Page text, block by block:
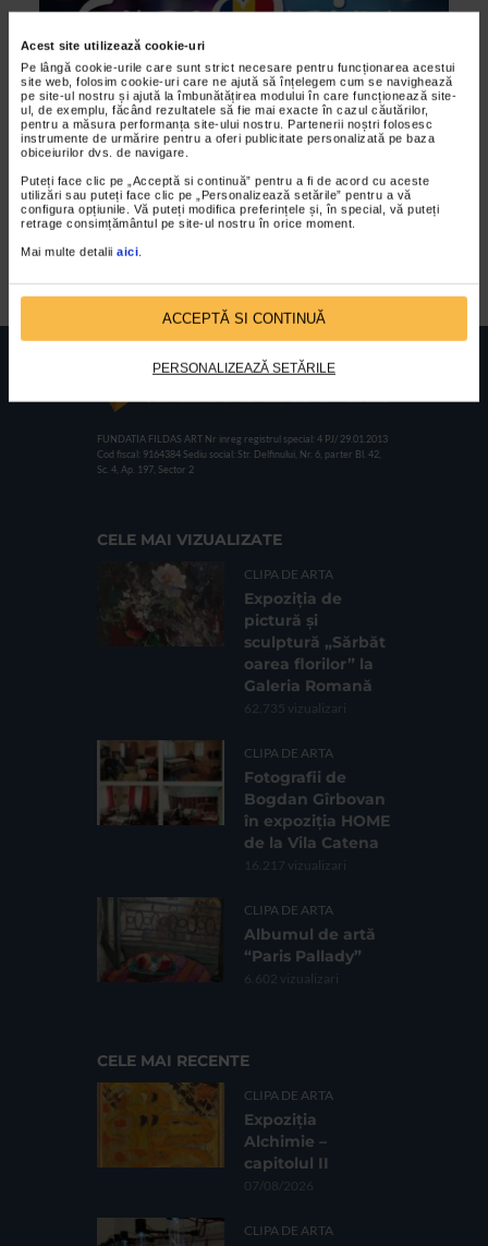
Acest site utilizează cookie-uri
Pe lângă cookie-urile care sunt strict necesare pentru funcționarea acestui
site web, folosim cookie-uri care ne ajută să înțelegem cum se navighează
pe site-ul nostru și ajută la îmbunătățirea modului în care funcționează site-
ul, de exemplu, făcând rezultatele să fie mai exacte în cazul căutărilor,
pentru a măsura performanța site-ului nostru. Partenerii noștri folosesc
instrumente de urmărire pentru a oferi publicitate personalizată pe baza
obiceiurilor dvs. de navigare.
Puteți face clic pe „Acceptă si continuă” pentru a fi de acord cu aceste
utilizări sau puteți face clic pe „Personalizează setările” pentru a vă
configura opțiunile. Vă puteți modifica preferințele și, în special, vă puteți
retrage consimțământul pe site-ul nostru în orice moment.
Mai multe detalii aici.
ACCEPTĂ SI CONTINUĂ
PERSONALIZEAZĂ SETĂRILE
ALTE MATERIALE
CATENA sustine EUROVISION Romania
2018
18/01/2018
5 Semifinale in 5 orase diferite
FUNDATIA FILDAS ART Nr inreg registrul special: 4 PJ/ 29.01.2013
Cod fiscal: 9164384 Sediu social: Str. Delfinului, Nr. 6, parter Bl. 42,
Sc. 4, Ap. 197, Sector 2
CELE MAI VIZUALIZATE
CLIPA DE ARTA
Expoziția de
pictură și
sculptură „Sărbăt
oarea florilor” la
Galeria Romană
62.735 vizualizari
CLIPA DE ARTA
Fotografii de
Bogdan Gîrbovan
în expoziția HOME
de la Vila Catena
16.217 vizualizari
CLIPA DE ARTA
Albumul de artă
“Paris Pallady”
6.602 vizualizari
CELE MAI RECENTE
CLIPA DE ARTA
Expoziția
Alchimie –
capitolul II
07/08/2026
CLIPA DE ARTA